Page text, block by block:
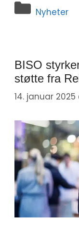
Nyheter
BISO
støtte fra
14. januar 2025